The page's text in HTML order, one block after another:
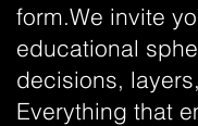
form.We invite
educational
decisions,
Everything that